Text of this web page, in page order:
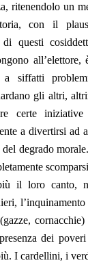
ritenendolo un
con il
questi
all’elettore,
a siffatti
gli altri,
certe
a divertirsi ad
degrado
il loro canto,
dei
I cardellini, i